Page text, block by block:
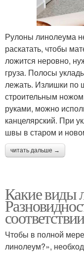
Рулоны линолеума
раскатать, чтобы
ложится неровно,
груза. Полосы
лежать. Излишки по
строительным
руками, можно
канцелярский. При
швы в старом и
читать дальше →
Какие виды
Чтобы в полной
линолеум?»,